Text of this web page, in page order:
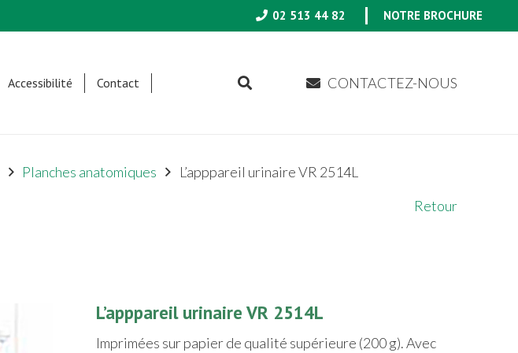
02 513 44 82 NOTRE BROCHURE
Accessibilité Contact CONTACTEZ-NOUS
Planches anatomiques
L’apppareil urinaire VR 2514L
Retour
L’apppareil urinaire VR 2514L
Imprimées sur papier de qualité supérieure (200 g). Avec